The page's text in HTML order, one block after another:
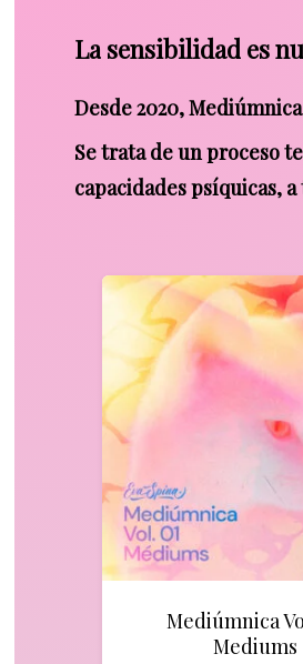
La sensibilidad es
Desde 2020,
Se trata de un proceso
capacidades psíquicas,
Mediúmnica
Mediums